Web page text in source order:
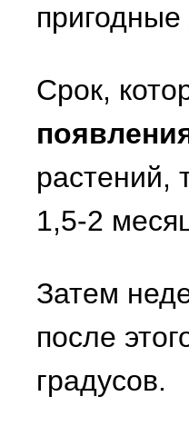
Срок,
растений,
1,5-2
Затем
после
градусов.